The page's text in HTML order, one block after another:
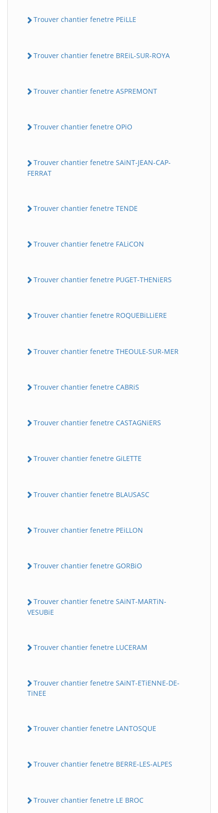
Trouver chantier fenetre PEiLLE
Trouver chantier fenetre BREiL-SUR-ROYA
Trouver chantier fenetre ASPREMONT
Trouver chantier fenetre OPiO
Trouver chantier fenetre SAiNT-JEAN-CAP-
FERRAT
Trouver chantier fenetre TENDE
Trouver chantier fenetre FALiCON
Trouver chantier fenetre PUGET-THENiERS
Trouver chantier fenetre ROQUEBiLLiERE
Trouver chantier fenetre THEOULE-SUR-MER
Trouver chantier fenetre CABRiS
Trouver chantier fenetre CASTAGNiERS
Trouver chantier fenetre GiLETTE
Trouver chantier fenetre BLAUSASC
Trouver chantier fenetre PEiLLON
Trouver chantier fenetre GORBiO
Trouver chantier fenetre SAiNT-MARTiN-
VESUBiE
Trouver chantier fenetre LUCERAM
Trouver chantier fenetre SAiNT-ETiENNE-DE-
TiNEE
Trouver chantier fenetre LANTOSQUE
Trouver chantier fenetre BERRE-LES-ALPES
Trouver chantier fenetre LE BROC